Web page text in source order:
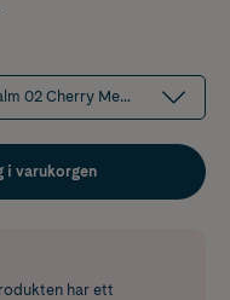
02 Cherry Me 4,8 g
i varukorgen
har ett